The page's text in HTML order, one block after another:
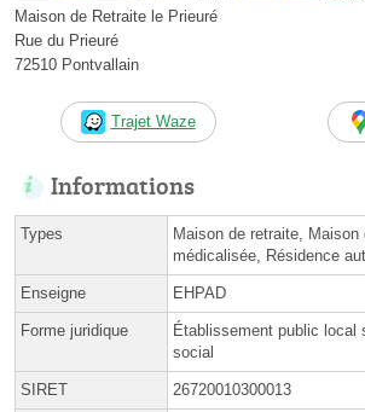
Maison de Retraite le Prieuré
Rue du Prieuré
72510 Pontvallain
Trajet Waze
Informations
Types
Maison de retraite, Maison
médicalisée, Résidence
Enseigne EHPAD
Forme juridique
Établissement public local
social
SIRET 26720010300013